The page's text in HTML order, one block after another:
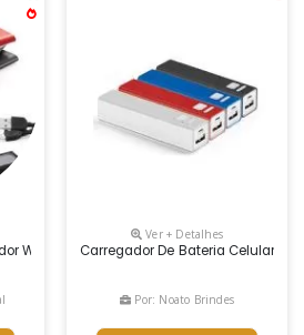
Wireless. Alumínio. Bateria Polímero De
Ver + Detalhes
Carregador De Bateria Celular
Por: Noato Brindes